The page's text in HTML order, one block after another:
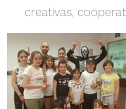
creativas,